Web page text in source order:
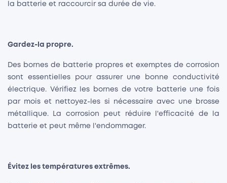
la batterie et raccourcir sa durée de vie.
Gardez-la propre.
Des bornes de batterie propres et exemptes de corrosion
sont essentielles pour assurer une bonne conductivité
électrique. Vérifiez les bornes de votre batterie une fois
par mois et nettoyez-les si nécessaire avec une brosse
métallique. La corrosion peut réduire l'efficacité de la
batterie et peut même l'endommager.
Évitez les températures extrêmes.